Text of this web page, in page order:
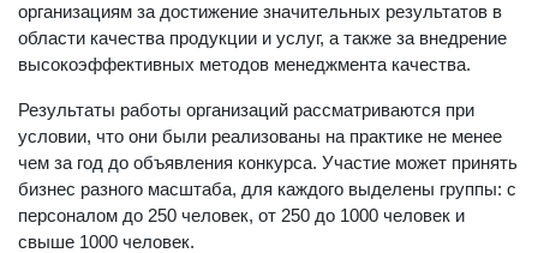
организациям за достижение значительных результатов в
области качества продукции и услуг, а также за внедрение
высокоэффективных методов менеджмента качества.
Результаты работы организаций рассматриваются при
условии, что они были реализованы на практике не менее
чем за год до объявления конкурса. Участие может принять
бизнес разного масштаба, для каждого выделены группы: с
персоналом до 250 человек, от 250 до 1000 человек и
свыше 1000 человек.